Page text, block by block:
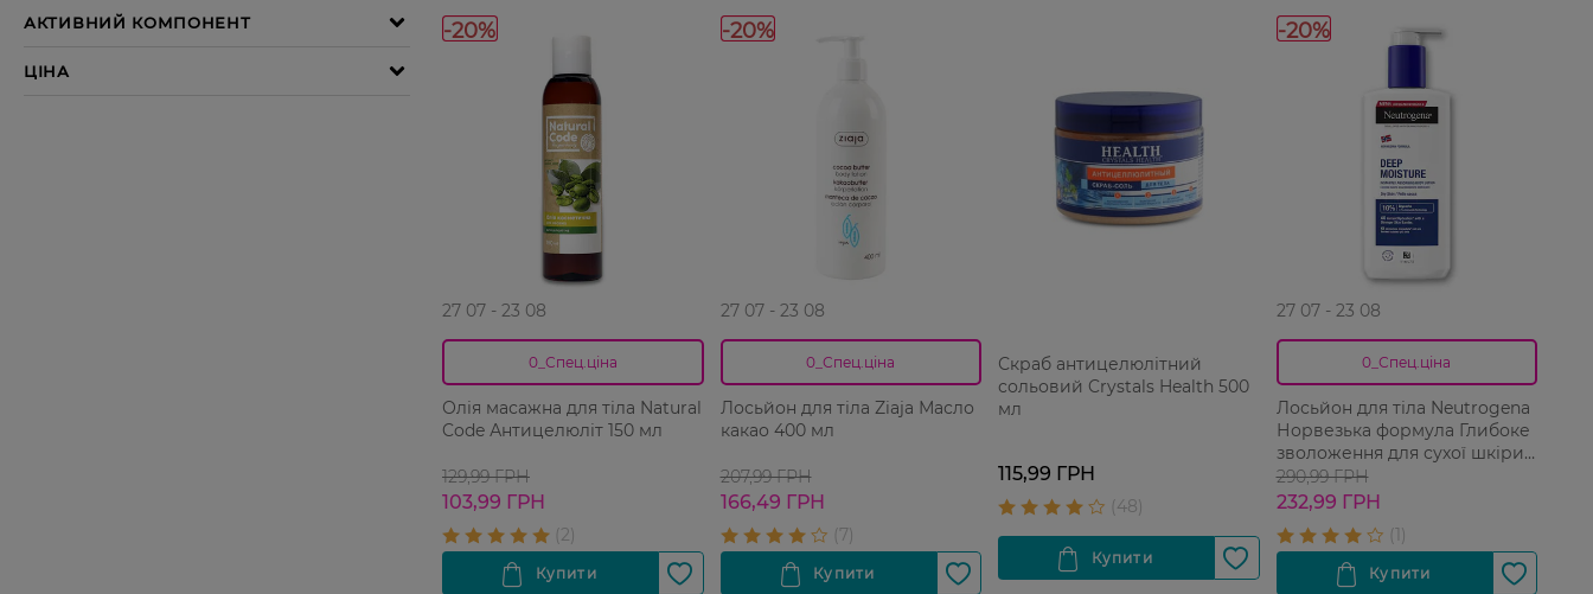
-20%
27 07 - 23 08
0_Спец.ціна
Олія масажна для тіла Natural
Code Антицелюліт 150 мл
129,99 ГРН
103,99 ГРН
-20%
27 07 - 23 08
0_Спец.ціна
Лосьйон для тіла Ziaja Масло
какао 400 мл
207,99 ГРН
166,49 ГРН
Скраб антицелюлітний
сольовий Crystals Health 500
мл
115,99 ГРН
-20%
27 07 - 23 08
0_Спец.ціна
Лосьйон для тіла Neutrogena
Норвезька формула Глибоке
зволоження для сухої шкіри
250 мл
290,99 ГРН
232,99 ГРН